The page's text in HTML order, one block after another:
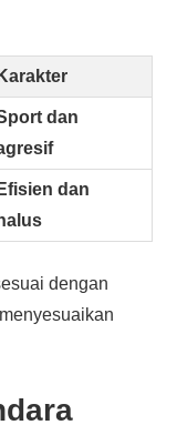
Karakter
dan
Efisien dan
halus
dengan